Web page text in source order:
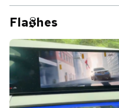
SHOP
CALENDARIO
Fla hes